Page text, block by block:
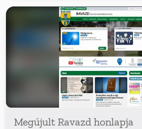
Megújult Ravazd honlapja